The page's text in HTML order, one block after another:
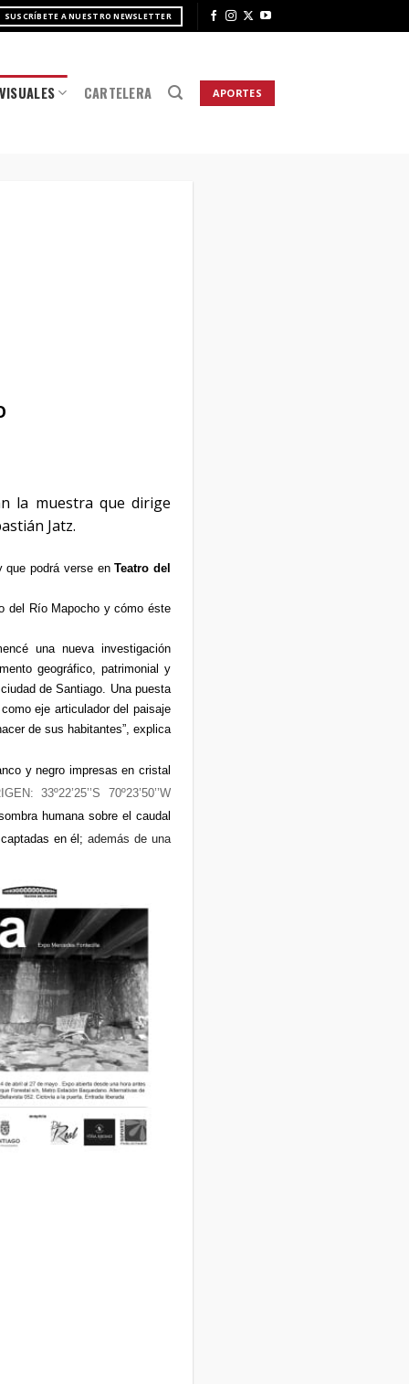
SUSCRÍBETE A NUESTRO NEWSLETTER
CARTELERA APORTES
la muestra que dirige
Jatz.
que podrá verse enTeatro del
del Río Mapocho y cómo éste
una nueva investigación
geográfico, patrimonial y
de Santiago. Una puesta
eje articulador del paisaje
de sus habitantes”, explica
y negro impresas en cristal
33º22’25’’S 70º23’50’’W
humana sobre el caudal
en él;además de una